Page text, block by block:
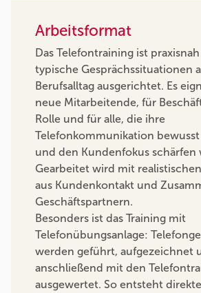
Arbeitsformat
Das Telefontraining ist
typische Gesprächssituationen
Berufsalltag ausgerichtet. Es
neue Mitarbeitende, für
Rolle und für alle, die ihre
Telefonkommunikation
und den Kundenfokus schärfen
Gearbeitet wird mit
aus Kundenkontakt und
Geschäftspartnern.
Besonders ist das Training mit
Telefonübungsanlage:
werden geführt, aufgezeichnet
anschließend mit den
ausgewertet. So entsteht